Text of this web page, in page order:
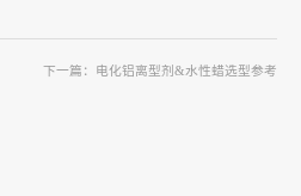
下一篇： 电化铝离型剂&水性蜡选型参考